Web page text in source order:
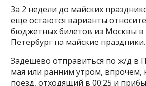
За 2 недели до майских
еще остаются варианты
бюджетных билетов из Москвы в
Петербург на майские праздники.
Задешево отправиться по ж/д в
мая или ранним утром, впрочем,
поезд, отходящий в 00:25 и